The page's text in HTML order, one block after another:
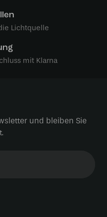
Lichtquelle
mit Klarna
und bleiben Sie